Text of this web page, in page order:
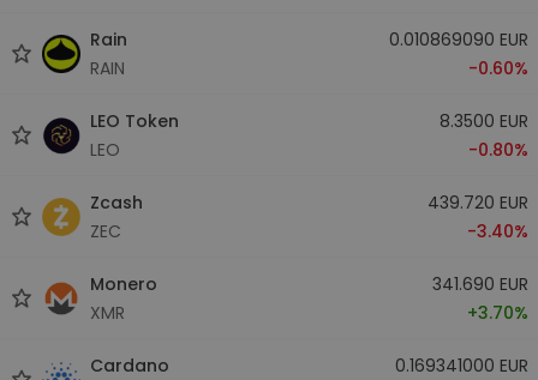
Rain
RAIN
0.010869090 EUR
-0.60%
LEO Token
LEO
8.3500 EUR
-0.80%
Zcash
ZEC
439.720 EUR
-3.40%
Monero
XMR
341.690 EUR
+3.70%
Cardano
0.169341000 EUR